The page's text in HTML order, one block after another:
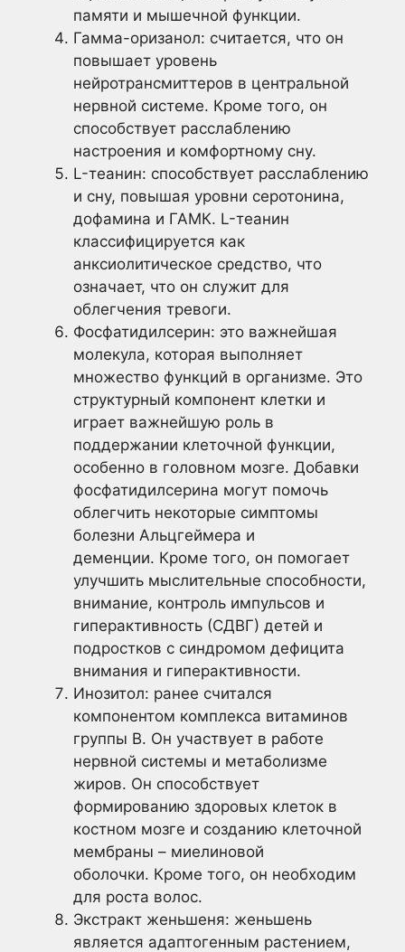
памяти и мышечной функции.
Гамма-оризанол: считается, что он
повышает уровень
нейротрансмиттеров в центральной
нервной системе. Кроме того, он
способствует расслаблению
настроения и комфортному сну.
L-теанин: способствует расслаблению
и сну, повышая уровни серотонина,
дофамина и ГАМК. L-теанин
классифицируется как
анксиолитическое средство, что
означает, что он служит для
облегчения тревоги.
Фосфатидилсерин: это важнейшая
молекула, которая выполняет
множество функций в организме. Это
структурный компонент клетки и
играет важнейшую роль в
поддержании клеточной функции,
особенно в головном мозге. Добавки
фосфатидилсерина могут помочь
облегчить некоторые симптомы
болезни Альцгеймера и
деменции. Кроме того, он помогает
улучшить мыслительные способности,
внимание, контроль импульсов и
гиперактивность (СДВГ) детей и
подростков с синдромом дефицита
внимания и гиперактивности.
Инозитол: ранее считался
компонентом комплекса витаминов
группы В. Он участвует в работе
нервной системы и метаболизме
жиров. Он способствует
формированию здоровых клеток в
костном мозге и созданию клеточной
мембраны – миелиновой
оболочки. Кроме того, он необходим
для роста волос.
Экстракт женьшеня: женьшень
является адаптогенным растением,